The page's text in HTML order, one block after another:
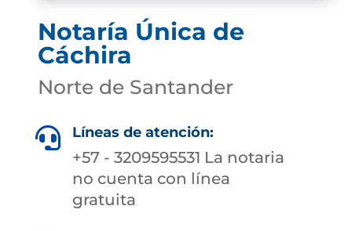
Notaría Única de
Cáchira
Norte de Santander
 Líneas de atención:
+57 - 3209595531 La notaria
no cuenta con línea
gratuita